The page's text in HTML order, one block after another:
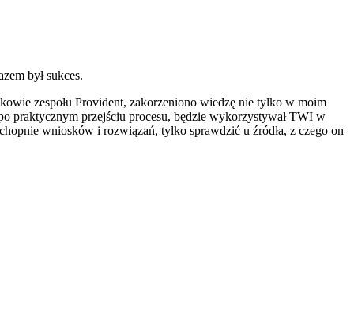
był sukces.
zespołu Provident, zakorzeniono wiedzę nie tylko w moim
praktycznym przejściu procesu, będzie wykorzystywał TWI w
wniosków i rozwiązań, tylko sprawdzić u źródła, z czego on